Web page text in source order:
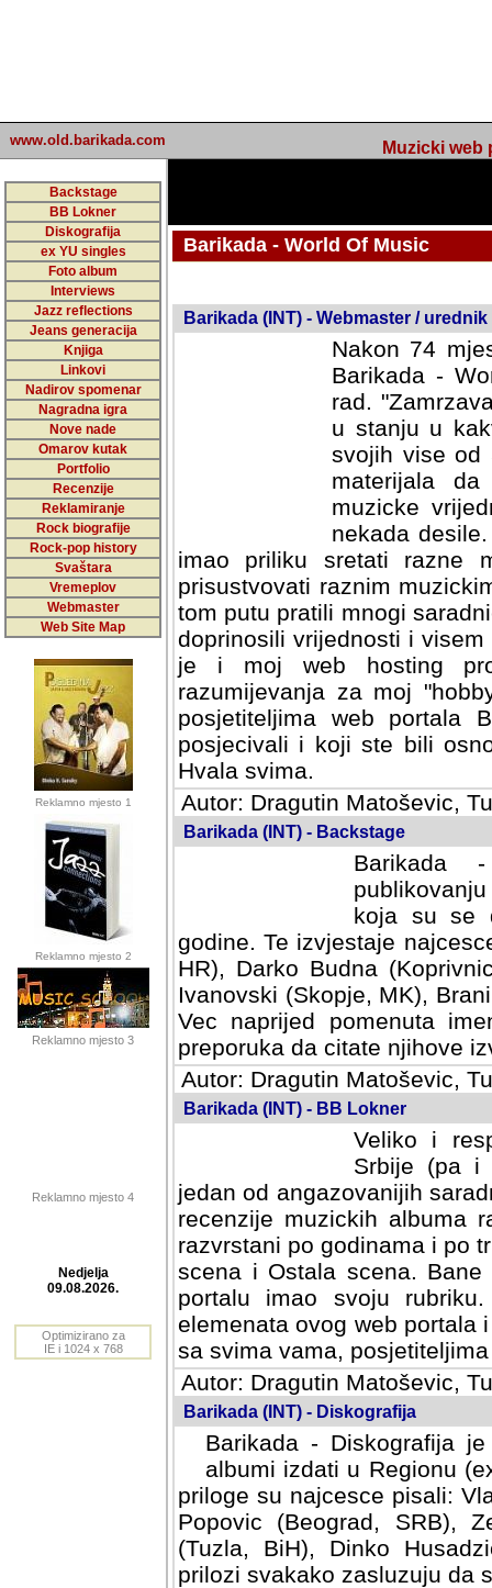
www.old.barikada.com Muzicki web
Backstage
BB Lokner
Diskografija
ex YU singles
Foto album
Interviews
Jazz reflections
Jeans generacija
Knjiga
Linkovi
Nadirov spomenar
Nagradna igra
Nove nade
Omarov kutak
Portfolio
Recenzije
Reklamiranje
Rock biografije
Rock-pop history
Svaštara
Vremeplov
Webmaster
Web Site Map
Reklamno mjesto 1
Reklamno mjesto 2
Reklamno mjesto 3
Reklamno mjesto 4
Barikada - World Of Music
Barikada (INT) - Webmaster / urednik
Nakon 74
Barikada -
rad.
u stanju u
svojih vise od
materijala
muzicke
nekada
imao priliku sretati razne
prisustvovati raznim
tom putu pratili mnogi
doprinosili vrijednosti i
je i moj web hosting
razumijevanja za moj
posjetiteljima web portala
posjecivali i koji ste bili
Hvala svima.
Autor: Dragutin Matoševic,
Barikada (INT) - Backstage
Barikada
koja su se
godine. Te izvjestaje
HR), Darko Budna
Ivanovski (Skopje, MK),
Vec naprijed pomenuta
preporuka da citate njihove
Autor: Dragutin Matoševic,
Barikada (INT) - BB Lokner
Veliko i
Srbije (pa i
jedan od angazovanijih
recenzije muzickih albuma
razvrstani po godinama i po
scena i Ostala scena.
portalu imao svoju
elemenata ovog web portala
sa svima vama,
Autor: Dragutin Matoševic,
Barikada (INT) - Diskografija
Barikada - Diskografija
albumi izdati u Regionu
priloge su najcesce pisali:
Popovic (Beograd, SRB),
(Tuzla, BiH), Dinko
prilozi svakako zasluzuju da